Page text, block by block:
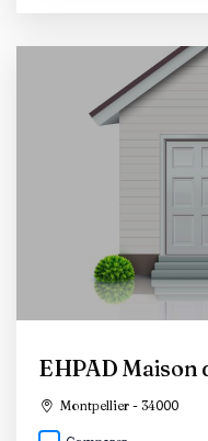
EHPAD Maison
Montpellier - 34000